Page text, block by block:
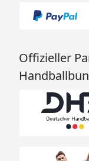
Offizieller